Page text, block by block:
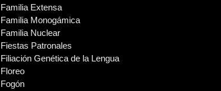
Familia Extensa
Familia Monogámica
Familia Nuclear
Fiestas Patronales
Filiación Genética de la Lengua
Floreo
Fogón